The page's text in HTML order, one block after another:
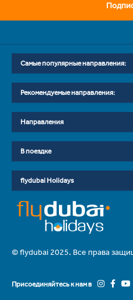
Самые популярные направления:
Рекомендуемые направления:
Направления
В поездке
flydubai Holidays
© flydubai 2025. Все права
Присоединяйтесь к нам в